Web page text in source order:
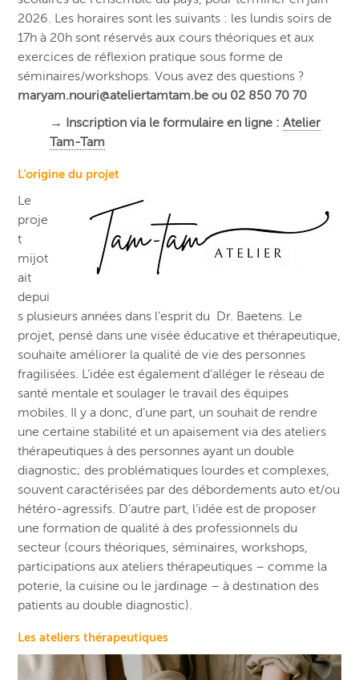
2026. Les horaires sont les suivants : les lundis soirs de
17h à 20h sont réservés aux cours théoriques et aux
exercices de réflexion pratique sous forme de
séminaires/workshops. Vous avez des questions ?
maryam.nouri@ateliertamtam.be ou 02 850 70 70
→ Inscription via le formulaire en ligne :Atelier
Tam-Tam
L’origine du projet
Le
proje
t
mijot
ait
depui
s plusieurs années dans l’esprit du Dr. Baetens. Le
projet, pensé dans une visée éducative et thérapeutique,
souhaite améliorer la qualité de vie des personnes
fragilisées. L’idée est également d’alléger le réseau de
santé mentale et soulager le travail des équipes
mobiles. Il y a donc, d’une part, un souhait de rendre
une certaine stabilité et un apaisement via des ateliers
thérapeutiques à des personnes ayant un double
diagnostic; des problématiques lourdes et complexes,
souvent caractérisées par des débordements auto et/ou
hétéro-agressifs. D’autre part, l’idée est de proposer
une formation de qualité à des professionnels du
secteur (cours théoriques, séminaires, workshops,
participations aux ateliers thérapeutiques – comme la
poterie, la cuisine ou le jardinage – à destination des
patients au double diagnostic).
Les ateliers thérapeutiques